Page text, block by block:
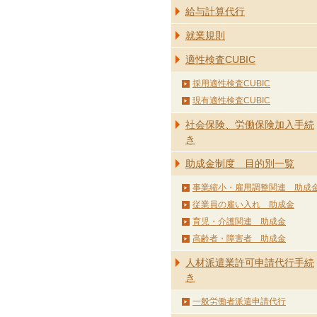
給与計算代行
就業規則
適性検査CUBIC
採用適性検査CUBIC
現有適性検査CUBIC
社会保険、労働保険加入手続
き
助成金制度 目的別一覧
事業縮小・雇用調整関連 助成
従業員の雇い入れ 助成金
育児・介護関連 助成金
高齢者・障害者 助成金
人材派遣業許可申請代行手続
き
一般労働者派遣申請代行